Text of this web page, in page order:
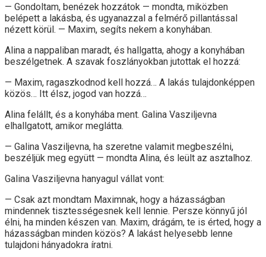
— Gondoltam, benézek hozzátok — mondta, miközben
belépett a lakásba, és ugyanazzal a felmérő pillantással
nézett körül. — Maxim, segíts nekem a konyhában.
Alina a nappaliban maradt, és hallgatta, ahogy a konyhában
beszélgetnek. A szavak foszlányokban jutottak el hozzá:
— Maxim, ragaszkodnod kell hozzá… A lakás tulajdonképpen
közös… Itt élsz, jogod van hozzá…
Alina felállt, és a konyhába ment. Galina Vasziljevna
elhallgatott, amikor meglátta.
— Galina Vasziljevna, ha szeretne valamit megbeszélni,
beszéljük meg együtt — mondta Alina, és leült az asztalhoz.
Galina Vasziljevna hanyagul vállat vont:
— Csak azt mondtam Maximnak, hogy a házasságban
mindennek tisztességesnek kell lennie. Persze könnyű jól
élni, ha minden készen van. Maxim, drágám, te is érted, hogy a
házasságban minden közös? A lakást helyesebb lenne
tulajdoni hányadokra íratni.